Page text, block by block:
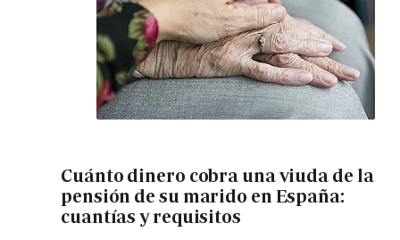
Cuánto dinero cobra una viuda de la
pensión de su marido en España:
cuantías y requisitos